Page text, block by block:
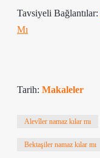
Tavsiyeli Bağlantılar:
Mı
Tarih: Makaleler
Alevîler namaz kılar mı
Bektaşiler namaz kılar mı